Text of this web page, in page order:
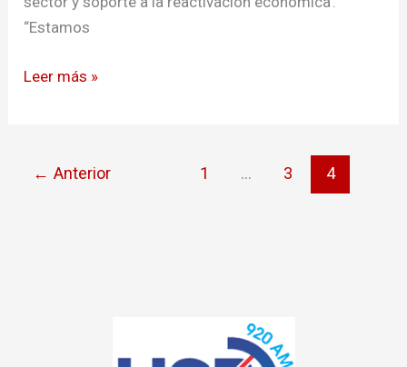
“Estamos
Leer más »
← Anterior 1 … 3 4